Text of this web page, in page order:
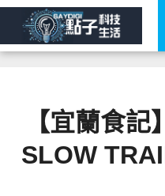
【宜蘭食
SLOW